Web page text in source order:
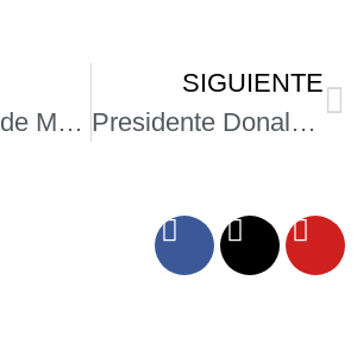
Estudiantes de Medicina, pilar invisible del Sistema de Salud Mexicano
SIGUIENTE
Presidente Donald J. Trump firma orden ejecutiva para restaurar la Norma de Oro en la Ciencia en Estados Unidos